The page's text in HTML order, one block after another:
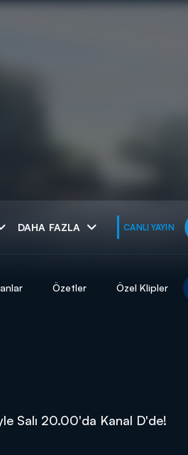
DAHA FAZLA CANLI YAYIN
muhteşem ikili
Özetler Özel Klipler
Salı 20.00'da Kanal D'de!